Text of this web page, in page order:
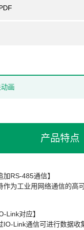
画
产品特点
加RS-485通信】
作为工业用网络通信的高
Link对应】
IO-Link通信可进行数据收